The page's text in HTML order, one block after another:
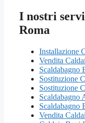
I nostri
Roma
Installazione
Vendita
Scaldabagno
Sostituzione
Sostituzione
Scaldabagno
Scaldabagno
Vendita